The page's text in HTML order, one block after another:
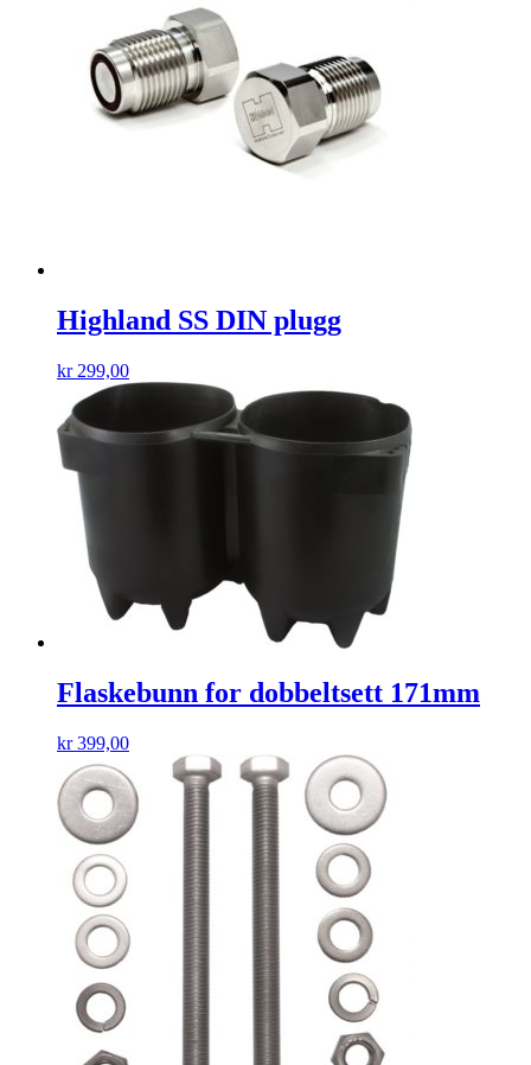
Highland SS DIN plugg
kr299,00
Flaskebunn for dobbeltsett 171mm
kr399,00